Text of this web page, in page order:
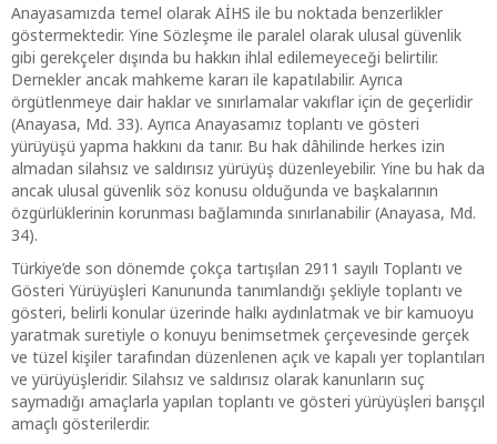
Anayasamızda temel olarak AİHS ile bu noktada benzerlikler
göstermektedir. Yine Sözleşme ile paralel olarak ulusal güvenlik
gibi gerekçeler dışında bu hakkın ihlal edilemeyeceği belirtilir.
Dernekler ancak mahkeme kararı ile kapatılabilir. Ayrıca
örgütlenmeye dair haklar ve sınırlamalar vakıflar için de geçerlidir
(Anayasa, Md. 33). Ayrıca Anayasamız toplantı ve gösteri
yürüyüşü yapma hakkını da tanır. Bu hak dâhilinde herkes izin
almadan silahsız ve saldırısız yürüyüş düzenleyebilir. Yine bu hak da
ancak ulusal güvenlik söz konusu olduğunda ve başkalarının
özgürlüklerinin korunması bağlamında sınırlanabilir (Anayasa, Md.
34).
Türkiye’de son dönemde çokça tartışılan 2911 sayılı Toplantı ve
Gösteri Yürüyüşleri Kanununda tanımlandığı şekliyle toplantı ve
gösteri, belirli konular üzerinde halkı aydınlatmak ve bir kamuoyu
yaratmak suretiyle o konuyu benimsetmek çerçevesinde gerçek
ve tüzel kişiler tarafından düzenlenen açık ve kapalı yer toplantıları
ve yürüyüşleridir. Silahsız ve saldırısız olarak kanunların suç
saymadığı amaçlarla yapılan toplantı ve gösteri yürüyüşleri barışçıl
amaçlı gösterilerdir.